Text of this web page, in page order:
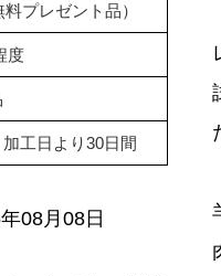
プレゼント品）
度
工日より30日間
08月08日